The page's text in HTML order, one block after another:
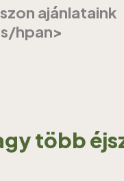
ajánlataink
hpan>
több